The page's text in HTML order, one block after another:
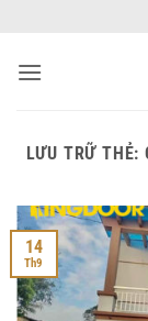
nội
LƯU TRỮ THẺ:
14
Th9